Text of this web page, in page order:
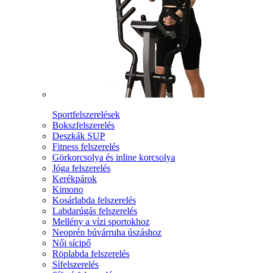
Sportfelszerelések
Bokszfelszerelés
Deszkák SUP
Fitness felszerelés
Görkorcsolya és inline korcsolya
Jóga felszerelés
Kerékpárok
Kimono
Kosárlabda felszerelés
Labdarúgás felszerelés
Mellény a vízi sportokhoz
Neoprén búvárruha úszáshoz
Női sícipő
Röplabda felszerelés
Sífelszerelés